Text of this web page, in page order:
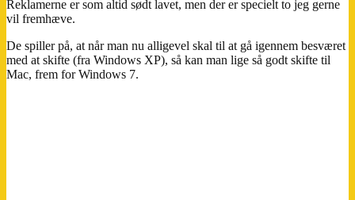
Reklamerne er som altid sødt lavet, men der er specielt to jeg gerne
vil fremhæve.
De spiller på, at når man nu alligevel skal til at gå igennem besværet
med at skifte (fra Windows XP), så kan man lige så godt skifte til
Mac, frem for Windows 7.